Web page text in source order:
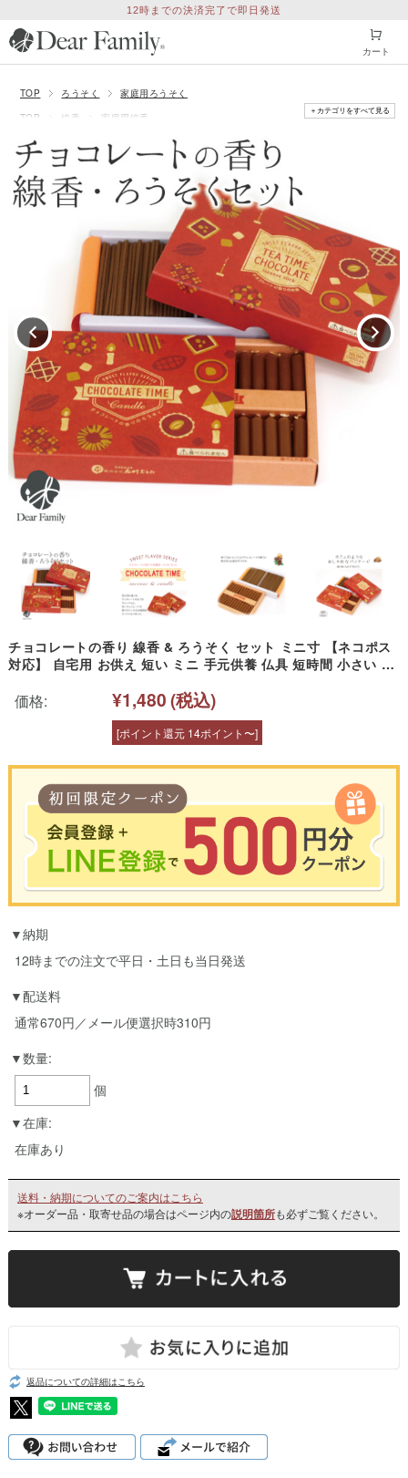
12時までの決済完了で即日発送
カート
TOP ろうそく
家庭用ろうそく
TOP
線香
家庭用線香
TOP
超ミニ寸線香（長さ7.5cm以下）
TOP
特集 「父の日参り」のお供え
＋カテゴリをすべて見る
チョコレートの香り 線香 & ろうそく セット ミニ寸 【ネコポス
対応】 自宅用 お供え 短い ミニ 手元供養 仏具 短時間 小さい コ
物 お悔み 家庭用
価格: ¥1,480(税込)
[ポイント還元 14ポイント〜]
LINEのアカウントを使って簡単に会員登録＆ログインすることも可能です。
納期
12時までの注文で平日・土日も当日発送
配送料
通常670円／メール便選択時310円
数量:
個
在庫:
在庫あり
送料・納期についてのご案内はこちら
※オーダー品・取寄せ品の場合はページ内の説明箇所も必ずご覧ください。
返品についての詳細はこちら